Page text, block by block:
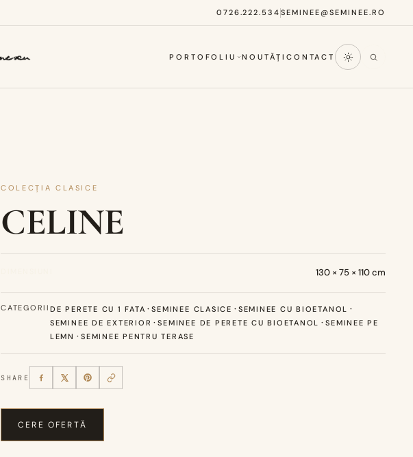
0726.222.534 SEMINEE@SEMINEE.RO
PORTOFOLIU NOUTĂȚI CONTACT
COLECȚIA CLASICE
CELINE
130 × 75 × 110 cm
CATEGORII DE PERETE CU 1 FATA ·SEMINEE CLASICE · SEMINEE CU BIOETANOL ·
SEMINEE DE EXTERIOR ·SEMINEE DE PERETE CU BIOETANOL ·SEMINEE PE
LEMN ·SEMINEE PENTRU TERASE
SHARE
CERE OFERTĂ